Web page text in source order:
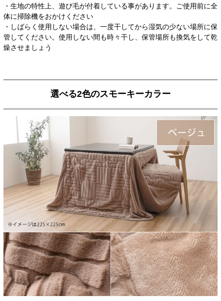
・生地の特性上、遊び毛が付着している事があります。ご使用前に全
体に掃除機をおかけください
・しばらく使用しない場合は、一度干してから湿気の少ない場所に保
管してください。使用しない間も時々干し、保管場所も換気をして乾
燥させましょう
選べる2色のスモーキーカラー